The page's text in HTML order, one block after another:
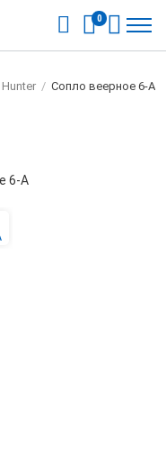
0
Hunter / Сопло веерное 6-А